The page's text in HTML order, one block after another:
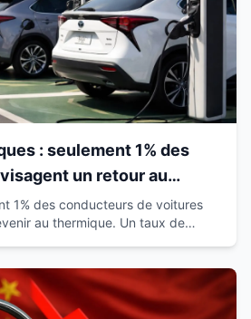
: seulement 1% des
un retour au
1% des conducteurs de voitures
au thermique. Un taux de